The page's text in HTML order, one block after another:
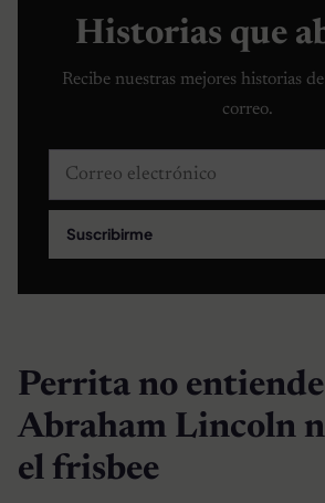
Historias que
Recibe nuestras mejores historias
correo.
Correo electrónico
Suscribirme
Perrita no
Abraham Lincoln
el frisbee